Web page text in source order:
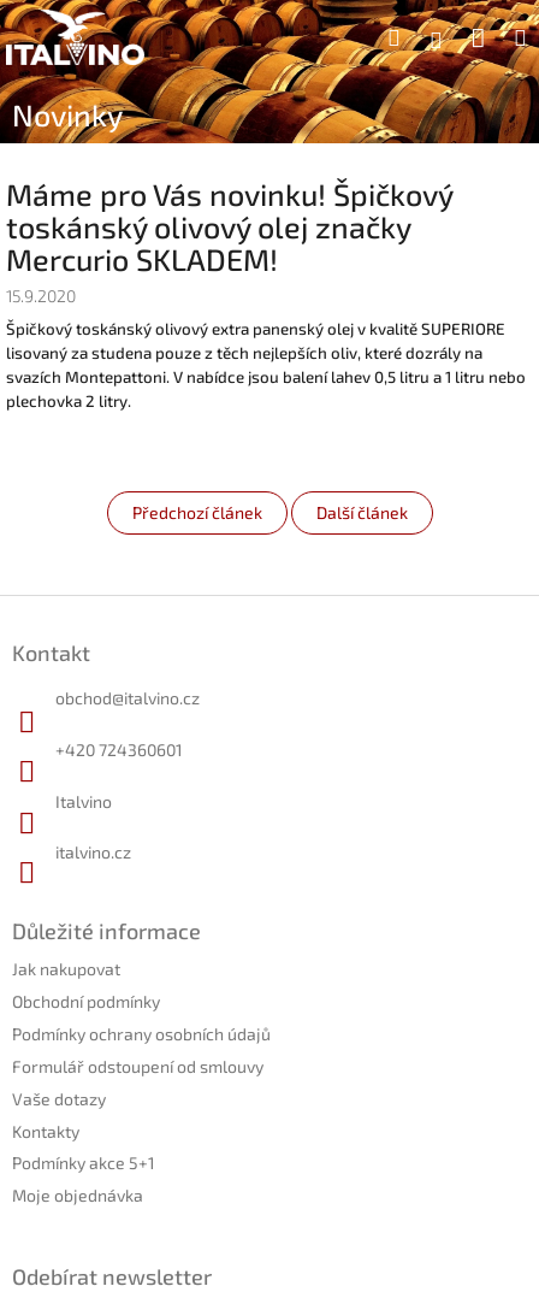
Přejít
na
obsah
Hledat
Novinky
Máme pro Vás novinku! Špičkový
toskánský olivový olej značky
Mercurio SKLADEM!
15.9.2020
Špičkový toskánský olivový extra panenský olej v kvalitě SUPERIORE
lisovaný za studena pouze z těch nejlepších oliv, které dozrály na
svazích Montepattoni. V nabídce jsou balení lahev 0,5 litru a 1 litru nebo
plechovka 2 litry.
Předchozí článek Další článek
Kontakt
obchod@italvino.cz
+420 724360601
Italvino
italvino.cz
Důležité informace
Jak nakupovat
Obchodní podmínky
Podmínky ochrany osobních údajů
Formulář odstoupení od smlouvy
Vaše dotazy
Kontakty
Podmínky akce 5+1
Moje objednávka
Odebírat newsletter